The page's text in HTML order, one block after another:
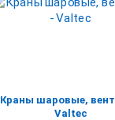
Краны шаровые,
Valtec